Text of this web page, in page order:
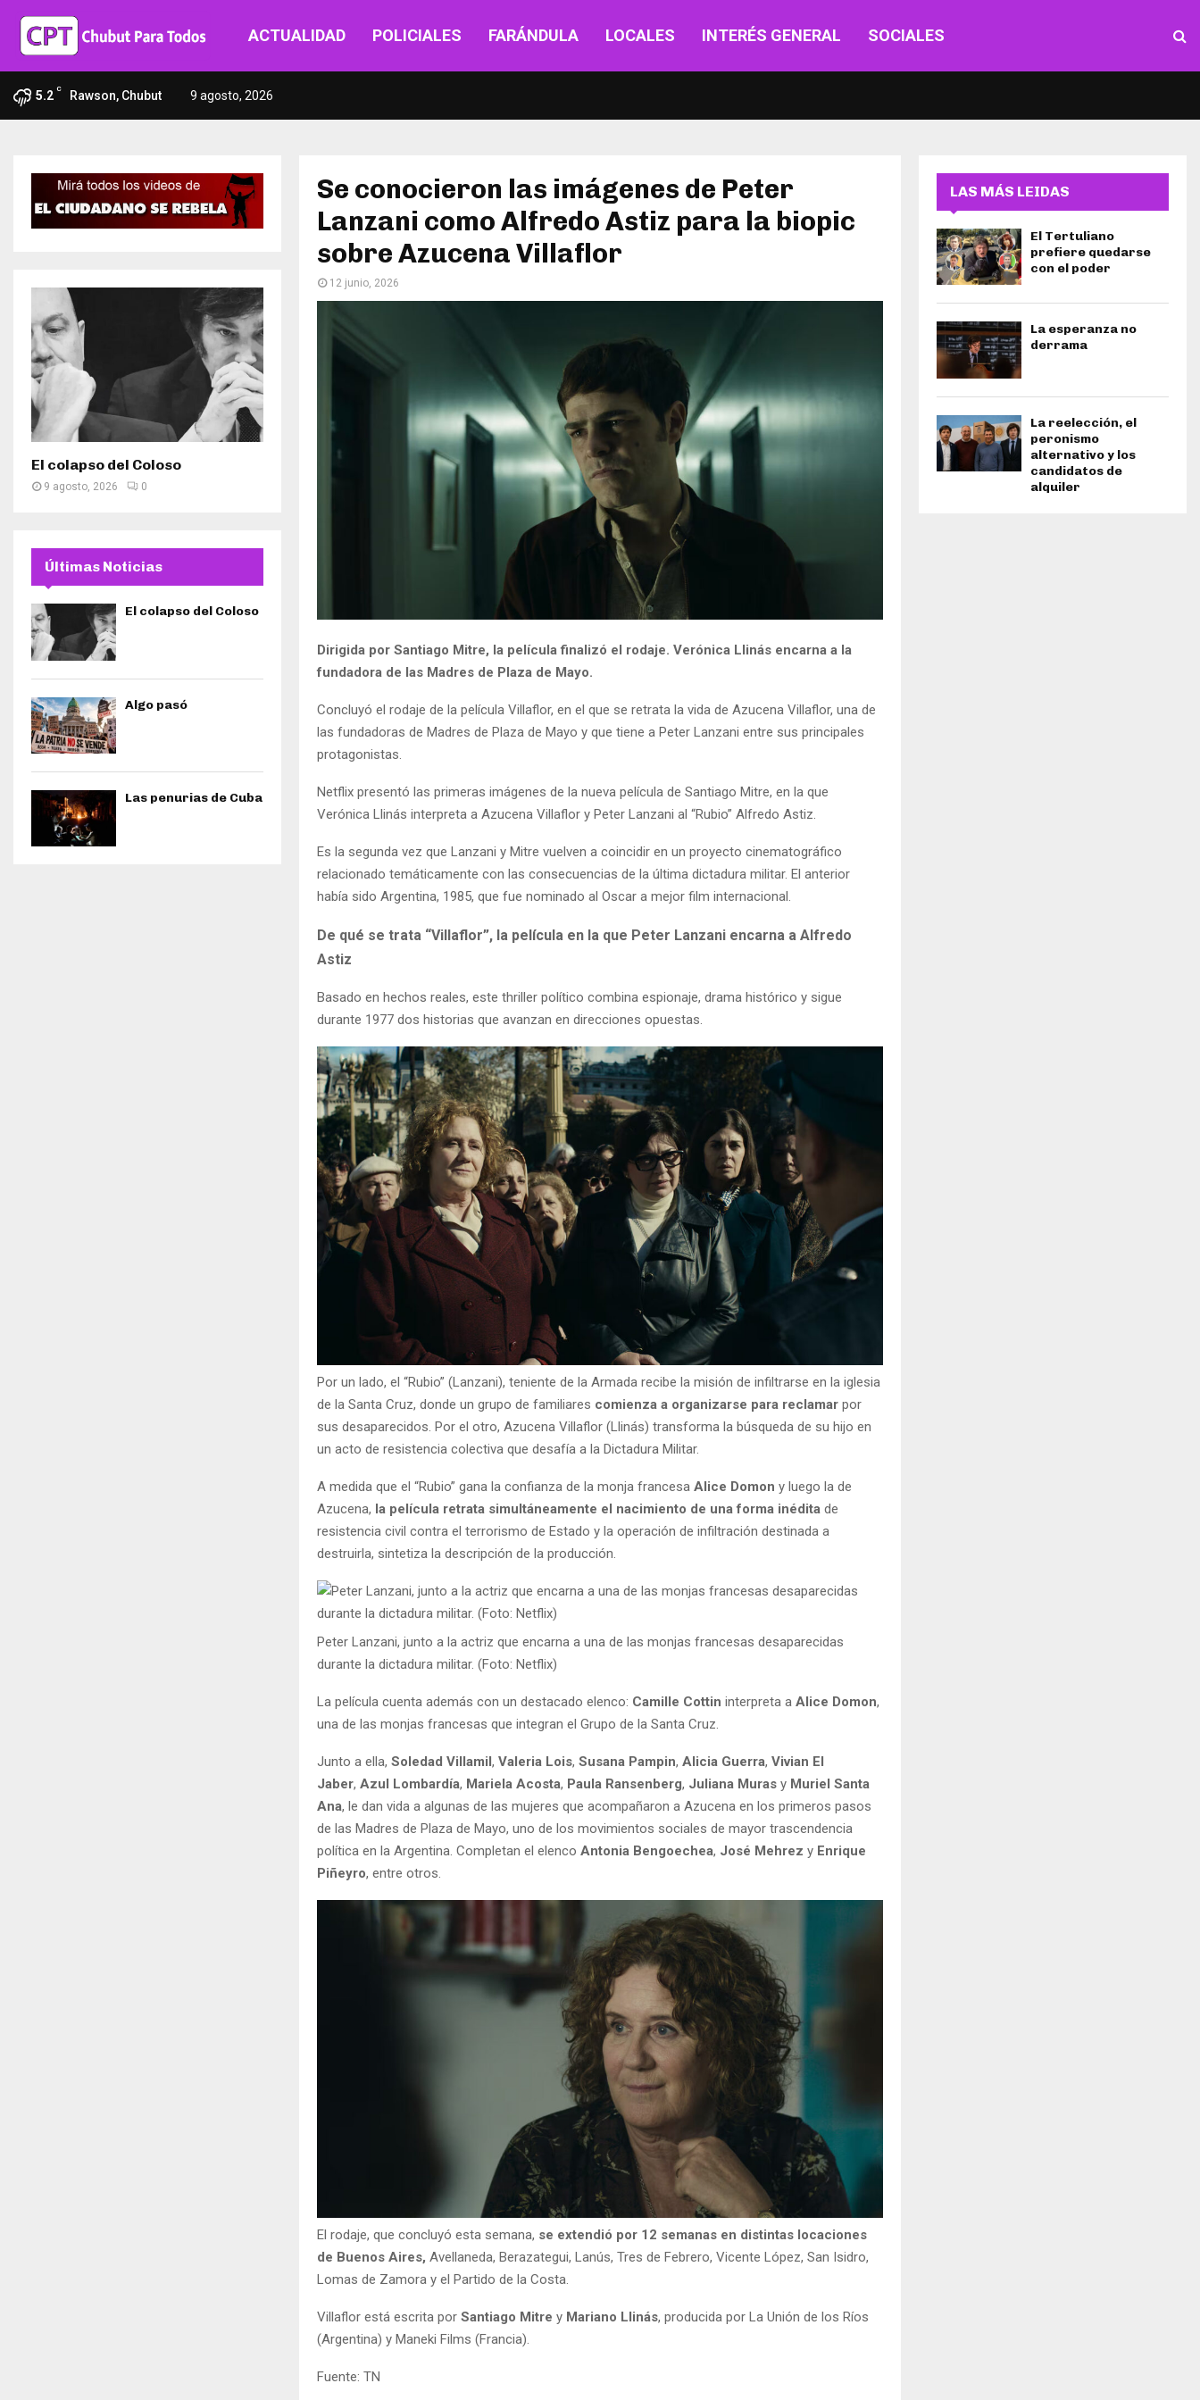
ACTUALIDAD POLICIALES FARÁNDULA LOCALES INTERÉS GENERAL SOCIALES
5.2 C Rawson, Chubut 9 agosto, 2026
Se conocieron las imágenes de Peter
Lanzani como Alfredo Astiz para la biopic
sobre Azucena Villaflor
12 junio, 2026
Dirigida por Santiago Mitre, la película finalizó el rodaje. Verónica Llinás encarna a la
fundadora de las Madres de Plaza de Mayo.
Concluyó el rodaje de la película Villaflor, en el que se retrata la vida de Azucena Villaflor, una de
las fundadoras de Madres de Plaza de Mayo y que tiene a Peter Lanzani entre sus principales
protagonistas.
Netflix presentó las primeras imágenes de la nueva película de Santiago Mitre, en la que
Verónica Llinás interpreta a Azucena Villaflor y Peter Lanzani al “Rubio” Alfredo Astiz.
Es la segunda vez que Lanzani y Mitre vuelven a coincidir en un proyecto cinematográfico
relacionado temáticamente con las consecuencias de la última dictadura militar. El anterior
había sido Argentina, 1985, que fue nominado al Oscar a mejor film internacional.
De qué se trata “Villaflor”, la película en la que Peter Lanzani encarna a Alfredo
Astiz
Basado en hechos reales, este thriller político combina espionaje, drama histórico y sigue
durante 1977 dos historias que avanzan en direcciones opuestas.
Por un lado, el “Rubio” (Lanzani), teniente de la Armada recibe la misión de infiltrarse en la iglesia
de la Santa Cruz, donde un grupo de familiares comienza a organizarse para reclamar por
sus desaparecidos. Por el otro, Azucena Villaflor (Llinás) transforma la búsqueda de su hijo en
un acto de resistencia colectiva que desafía a la Dictadura Militar.
A medida que el “Rubio” gana la confianza de la monja francesa Alice Domon y luego la de
Azucena, la película retrata simultáneamente el nacimiento de una forma inédita de
resistencia civil contra el terrorismo de Estado y la operación de infiltración destinada a
destruirla, sintetiza la descripción de la producción.
Peter Lanzani, junto a la actriz que encarna a una de las monjas francesas desaparecidas
durante la dictadura militar. (Foto: Netflix)
La película cuenta además con un destacado elenco: Camille Cottin interpreta a Alice Domon,
una de las monjas francesas que integran el Grupo de la Santa Cruz.
Junto a ella, Soledad Villamil, Valeria Lois, Susana Pampin, Alicia Guerra, Vivian El
Jaber, Azul Lombardía, Mariela Acosta, Paula Ransenberg, Juliana Muras y Muriel Santa
Ana, le dan vida a algunas de las mujeres que acompañaron a Azucena en los primeros pasos
de las Madres de Plaza de Mayo, uno de los movimientos sociales de mayor trascendencia
política en la Argentina. Completan el elenco Antonia Bengoechea, José Mehrez y Enrique
Piñeyro, entre otros.
El rodaje, que concluyó esta semana, se extendió por 12 semanas en distintas locaciones
de Buenos Aires, Avellaneda, Berazategui, Lanús, Tres de Febrero, Vicente López, San Isidro,
Lomas de Zamora y el Partido de la Costa.
Villaflor está escrita por Santiago Mitre y Mariano Llinás, producida por La Unión de los Ríos
(Argentina) y Maneki Films (Francia).
Fuente: TN
El colapso del Coloso
9 agosto, 2026 0
Últimas Noticias
El colapso del Coloso
Algo pasó
Las penurias de Cuba
LAS MÁS LEIDAS
El Tertuliano
prefiere quedarse
con el poder
La esperanza no
derrama
La reelección, el
peronismo
alternativo y los
candidatos de
alquiler